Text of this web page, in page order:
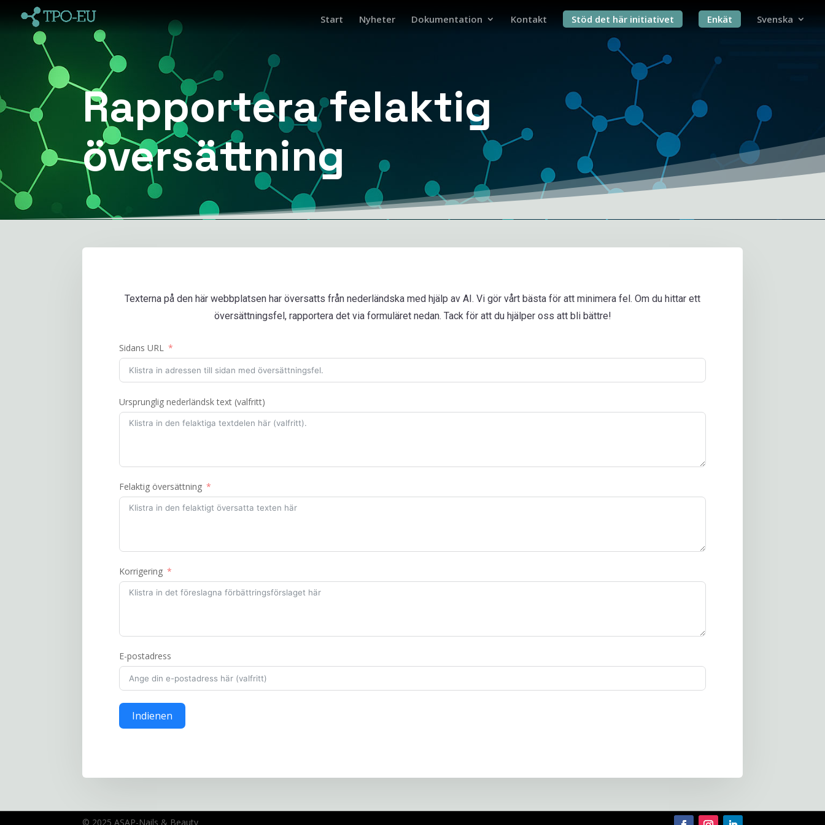
Start Nyheter Dokumentation Kontakt Stöd det här initiativet Enkät Svenska
Rapportera felaktig
översättning
Texterna på den här webbplatsen har översatts från nederländska med hjälp av AI. Vi gör vårt bästa för att minimera fel. Om du hittar ett
översättningsfel, rapportera det via formuläret nedan. Tack för att du hjälper oss att bli bättre!
Sidans URL
Ursprunglig nederländsk text (valfritt)
Felaktig översättning
Korrigering
E-postadress
Indienen
© 2025 ASAP-Nails & Beauty